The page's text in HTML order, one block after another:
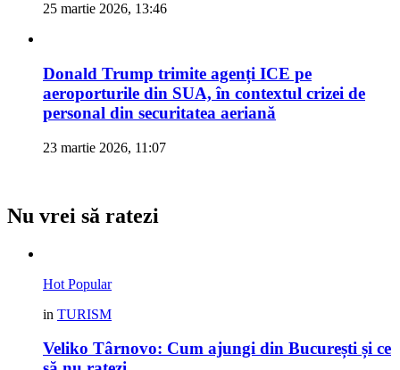
25 martie 2026, 13:46
Donald Trump trimite agenți ICE pe
aeroporturile din SUA, în contextul crizei de
personal din securitatea aeriană
23 martie 2026, 11:07
Nu vrei să ratezi
Hot Popular
in TURISM
Veliko Târnovo: Cum ajungi din București și ce